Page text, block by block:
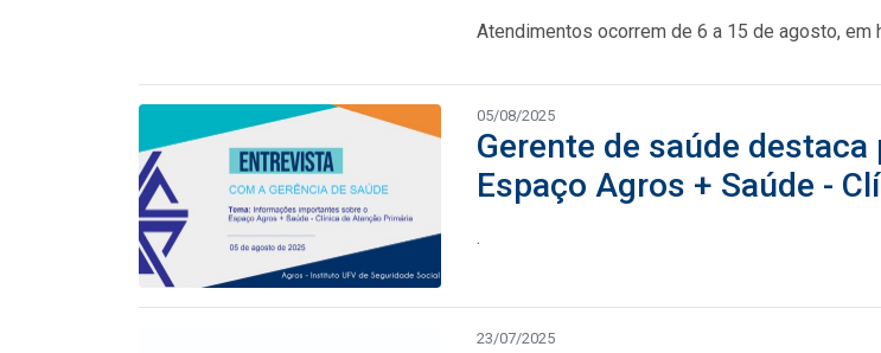
Atendimentos ocorrem de 6 a 15 de agosto, em
05/08/2025
Gerente de saúde
Espaço Agros + Saúde -
.
23/07/2025